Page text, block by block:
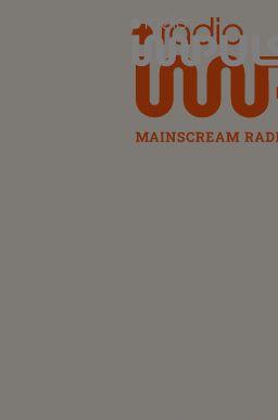
Radio Impuls